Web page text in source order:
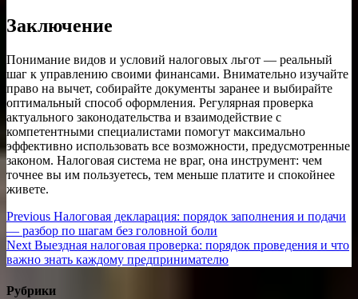
Заключение
Понимание видов и условий налоговых льгот — реальный
шаг к управлению своими финансами. Внимательно изучайте
право на вычет, собирайте документы заранее и выбирайте
оптимальный способ оформления. Регулярная проверка
актуального законодательства и взаимодействие с
компетентными специалистами помогут максимально
эффективно использовать все возможности, предусмотренные
законом. Налоговая система не враг, она инструмент: чем
точнее вы им пользуетесь, тем меньше платите и спокойнее
живете.
Навигация
по
записям
Previous Previous
post:
Налоговая декларация: порядок заполнения и подачи
— разбор по шагам без головной боли
Next Next
post:
Выездная налоговая проверка: порядок проведения и что
важно знать каждому предпринимателю
Рубрики